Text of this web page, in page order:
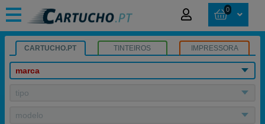
0
CARTUCHO.PT TINTEIROS IMPRESSORA
marca
tipo
modelo